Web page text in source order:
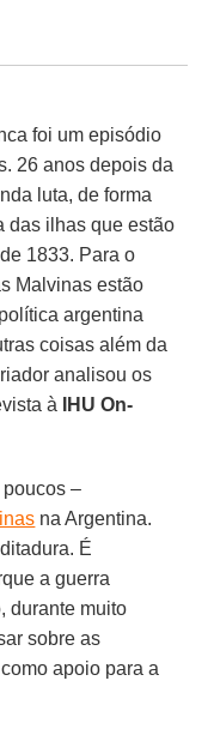
foi um episódio
26 anos depois da
luta, de forma
das ilhas que estão
1833. Para o
Malvinas estão
argentina
coisas além da
analisou os
à
IHU On-
poucos –
na Argentina.
É
a guerra
durante muito
sobre as
apoio para a